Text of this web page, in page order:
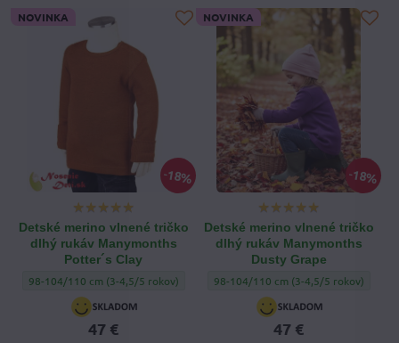
18%
NOVINKA
Detské merino vlnené tričko
dlhý rukáv Manymonths
Potter´s Clay
Detské merino vlnené tričko dlhý rukáv Manymonths Potter´s Clay - Veľkosť
98-104/110 cm (3-4,5/5 rokov)
47 €
18%
NOVINKA
Detské merino vlnené tričko
dlhý rukáv Manymonths
Dusty Grape
Detské merino vlnené tričko dlhý
98-104/110 cm (3-4,5/5 rokov)
47 €